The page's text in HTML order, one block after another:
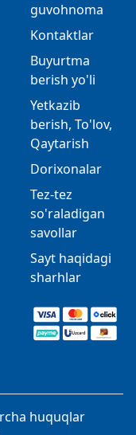
guvohnoma
Kontaktlar
Buyurtma
berish yo'li
Yetkazib
berish, To'lov,
Qaytarish
Dorixonalar
Tez-tez
so'raladigan
savollar
Sayt haqidagi
sharhlar
huquqlar